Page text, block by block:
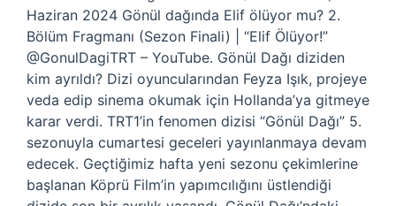
Haziran 2024 Gönül dağında Elif ölüyor mu? 2.
Bölüm Fragmanı (Sezon Finali) | “Elif Ölüyor!”
@GonulDagiTRT – YouTube. Gönül Dağı diziden
kim ayrıldı? Dizi oyuncularından Feyza Işık, projeye
veda edip sinema okumak için Hollanda’ya gitmeye
karar verdi. TRT1’in fenomen dizisi “Gönül Dağı” 5.
sezonuyla cumartesi geceleri yayınlanmaya devam
edecek. Geçtiğimiz hafta yeni sezonu çekimlerine
başlanan Köprü Film’in yapımcılığını üstlendiği